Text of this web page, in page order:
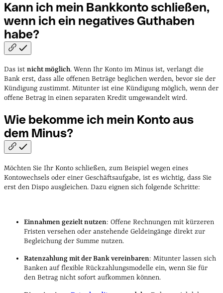
Kann ich mein Bankkonto schließen,
wenn ich ein negatives Guthaben
habe?
Das ist nicht möglich. Wenn Ihr Konto im Minus ist, verlangt die
Bank erst, dass alle offenen Beträge beglichen werden, bevor sie der
Kündigung zustimmt. Mitunter ist eine Kündigung möglich, wenn der
offene Betrag in einen separaten Kredit umgewandelt wird.
Wie bekomme ich mein Konto aus
dem Minus?
Möchten Sie Ihr Konto schließen, zum Beispiel wegen eines
Kontowechsels oder einer Geschäftsaufgabe, ist es wichtig, dass Sie
erst den Dispo ausgleichen. Dazu eignen sich folgende Schritte:
Einnahmen gezielt nutzen: Offene Rechnungen mit kürzeren
Fristen versehen oder anstehende Geldeingänge direkt zur
Begleichung der Summe nutzen.
Ratenzahlung mit der Bank vereinbaren: Mitunter lassen sich
Banken auf flexible Rückzahlungsmodelle ein, wenn Sie für
den Betrag nicht sofort aufkommen können.